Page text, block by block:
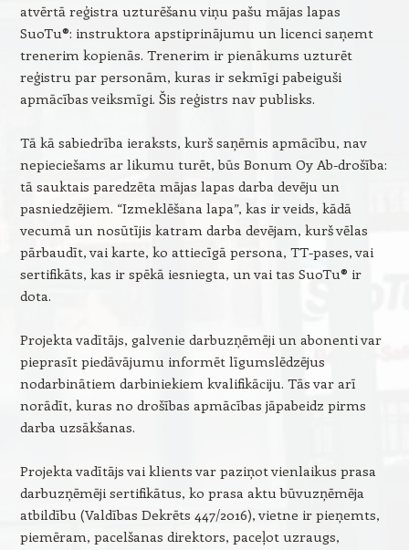
atvērtā reģistra uzturēšanu viņu pašu mājas lapas
SuoTu®: instruktora apstiprinājumu un licenci saņemt
trenerim kopienās. Trenerim ir pienākums uzturēt
reģistru par personām, kuras ir sekmīgi pabeiguši
apmācības veiksmīgi. Šis reģistrs nav publisks.
Tā kā sabiedrība ieraksts, kurš saņēmis apmācību, nav
nepieciešams ar likumu turēt, būs Bonum Oy Ab-drošība:
tā sauktais paredzēta mājas lapas darba devēju un
pasniedzējiem. “Izmeklēšana lapa”, kas ir veids, kādā
vecumā un nosūtījis katram darba devējam, kurš vēlas
pārbaudīt, vai karte, ko attiecīgā persona, TT-pases, vai
sertifikāts, kas ir spēkā iesniegta, un vai tas SuoTu® ir
dota.
Projekta vadītājs, galvenie darbuzņēmēji un abonenti var
pieprasīt piedāvājumu informēt līgumslēdzējus
nodarbinātiem darbiniekiem kvalifikāciju. Tās var arī
norādīt, kuras no drošības apmācības jāpabeidz pirms
darba uzsākšanas.
Projekta vadītājs vai klients var paziņot vienlaikus prasa
darbuzņēmēji sertifikātus, ko prasa aktu būvuzņēmēja
atbildību (Valdības Dekrēts 447/2016), vietne ir pieņemts,
piemēram, pacelšanas direktors, paceļot uzraugs,